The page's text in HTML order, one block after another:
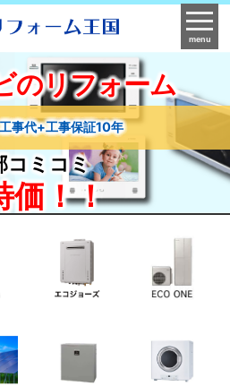
menu
のリフォーム
事代+工事保証10年
コミコミ
価！！